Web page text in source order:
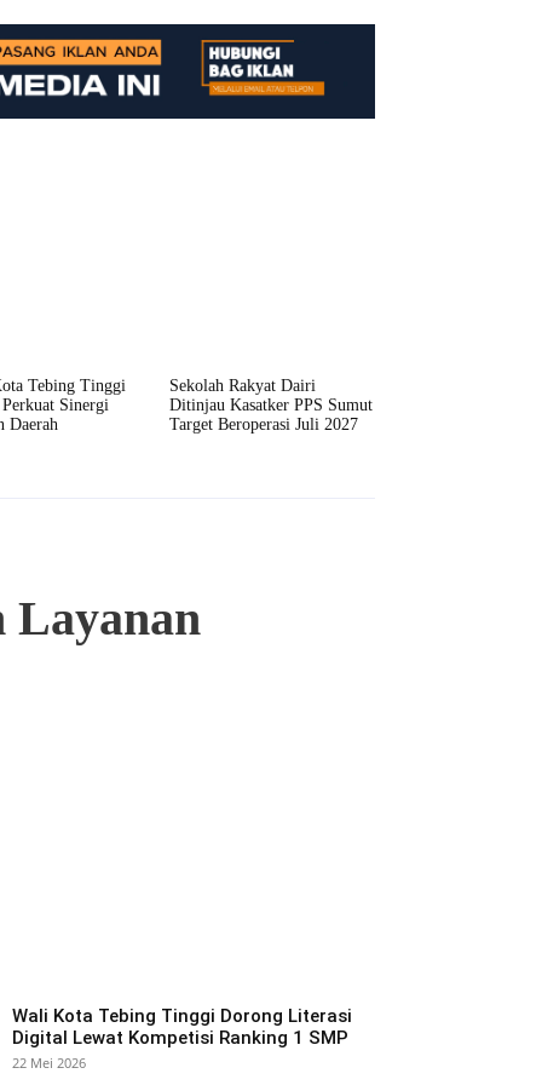
Tebing Tinggi
Sinergi
Daerah
Sekolah Rakyat Dairi
Ditinjau Kasatker PPS Sumut
Target Beroperasi Juli 2027
Layanan
Wali Kota Tebing Tinggi Dorong Literasi
Digital Lewat Kompetisi Ranking 1 SMP
22 Mei 2026